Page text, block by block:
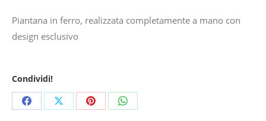
Piantana in ferro, realizzata completamente a mano con
design esclusivo
Condividi!
Share Share Share Share